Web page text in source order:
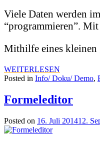
Viele Daten werden
“programmieren”.
Mithilfe eines kleinen
WEITERLESEN
Posted in Info/ Doku/ Demo,
Formeleditor
Posted on 16. Juli 201412.